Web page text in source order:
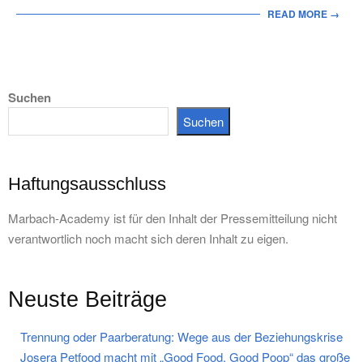
READ MORE →
Suchen
Suchen
Haftungsausschluss
Marbach-Academy ist für den Inhalt der Pressemitteilung nicht
verantwortlich noch macht sich deren Inhalt zu eigen.
Neuste Beiträge
Trennung oder Paarberatung: Wege aus der Beziehungskrise
Josera Petfood macht mit „Good Food. Good Poop“ das große